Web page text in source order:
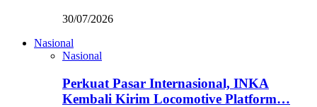
30/07/2026
Nasional
Nasional
Perkuat Pasar Internasional, INKA
Kembali Kirim Locomotive Platform…